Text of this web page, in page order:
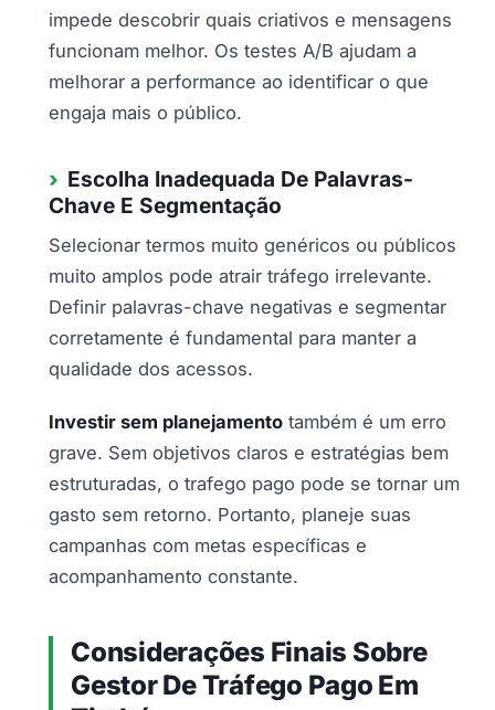
impede descobrir quais criativos e mensagens
funcionam melhor. Os testes A/B ajudam a
melhorar a performance ao identificar o que
engaja mais o público.
Escolha Inadequada De Palavras-
Chave E Segmentação
Selecionar termos muito genéricos ou públicos
muito amplos pode atrair tráfego irrelevante.
Definir palavras-chave negativas e segmentar
corretamente é fundamental para manter a
qualidade dos acessos.
Investir sem planejamento também é um erro
grave. Sem objetivos claros e estratégias bem
estruturadas, o trafego pago pode se tornar um
gasto sem retorno. Portanto, planeje suas
campanhas com metas específicas e
acompanhamento constante.
Considerações Finais Sobre
Gestor De Tráfego Pago Em